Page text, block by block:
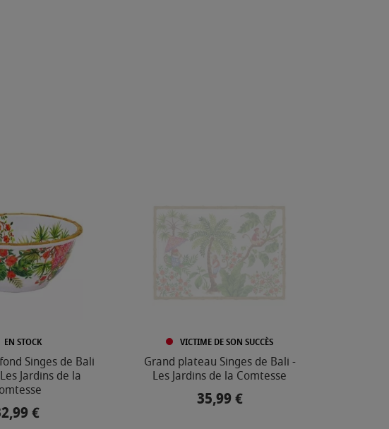
EN STOCK
Singes de Bali
Jardins de la
€
VICTIME DE SON SUCCÈS
Grand plateau Singes de Bali -
Les Jardins de la Comtesse
Prix
35,99 €